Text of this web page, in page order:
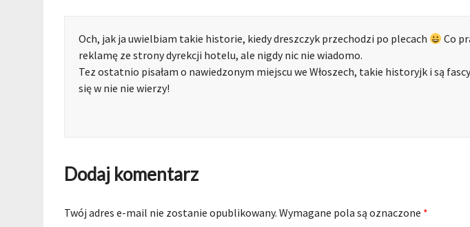
Och, jak ja uwielbiam takie historie, kiedy dreszczyk przechodzi po plecach
Co
reklamę ze strony dyrekcji hotelu, ale nigdy nic nie wiadomo.
Tez ostatnio pisałam o nawiedzonym miejscu we Włoszech, takie historyjk i są
się w nie nie wierzy!
Dodaj komentarz
Twój adres e-mail nie zostanie opublikowany. Wymagane pola są oznaczone *